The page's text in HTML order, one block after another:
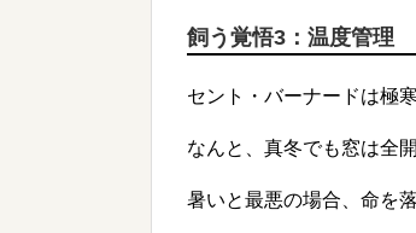
飼う覚悟3：温度管理
セント・バーナードは極
なんと、真冬でも窓は全
暑いと最悪の場合、命を